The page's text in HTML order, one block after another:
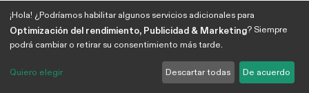
¡Hola! ¿Podríamos habilitar algunos servicios adicionales para
Optimización del rendimiento, Publicidad & Marketing? Siempre
podrá cambiar o retirar su consentimiento más tarde.
Quiero elegir Descartar todas De acuerdo